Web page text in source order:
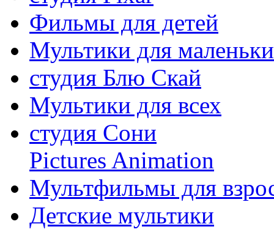
Фильмы для детей
Мультики для
студия Блю Скай
Мультики для всех
студия Сони
Pictures Animation
Мультфильмы для
Детские мультики